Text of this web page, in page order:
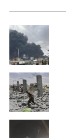
botë për
Në fillim të këtij
Austin njoftoi
Prosperity
Houthi./AA
RELATED TOPICS:
UP NEXT
Udhëheqësit